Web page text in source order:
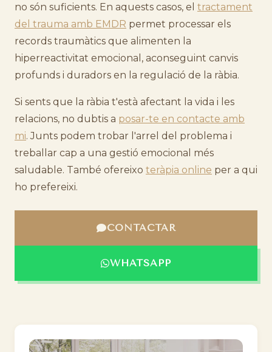
no són suficients. En aquests casos, el tractament
del trauma amb EMDR permet processar els
records traumàtics que alimenten la
hiperreactivitat emocional, aconseguint canvis
profunds i duradors en la regulació de la ràbia.
Si sents que la ràbia t'està afectant la vida i les
relacions, no dubtis a posar-te en contacte amb
mi. Junts podem trobar l'arrel del problema i
treballar cap a una gestió emocional més
saludable. També ofereixo teràpia online per a qui
ho prefereixi.
CONTACTAR
WHATSAPP